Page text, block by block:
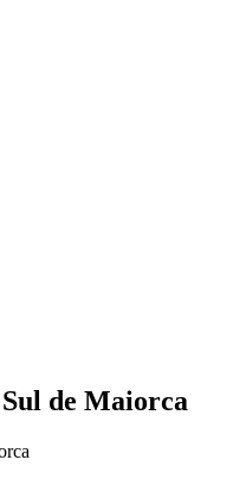
de Maiorca